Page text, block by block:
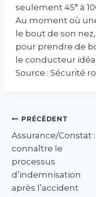
seulement 45° à
Au moment où
le bout de son
pour prendre de
le conducteur
Source : Sécurité
Navigation
de
l’article
PRÉCÉDENT
Assurance/Constat :
connaître le
processus
d’indemnisation
après l’accident